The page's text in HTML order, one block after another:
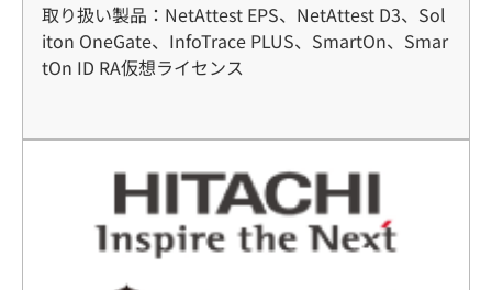
取り扱い製品：NetAttest EPS、NetAttest D3、Sol
iton OneGate、InfoTrace PLUS、SmartOn、Smar
tOn ID RA仮想ライセンス